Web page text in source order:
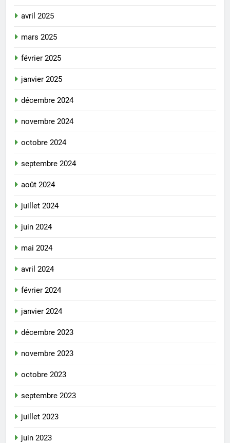
avril 2025
mars 2025
février 2025
janvier 2025
décembre 2024
novembre 2024
octobre 2024
septembre 2024
août 2024
juillet 2024
juin 2024
mai 2024
avril 2024
février 2024
janvier 2024
décembre 2023
novembre 2023
octobre 2023
septembre 2023
juillet 2023
juin 2023